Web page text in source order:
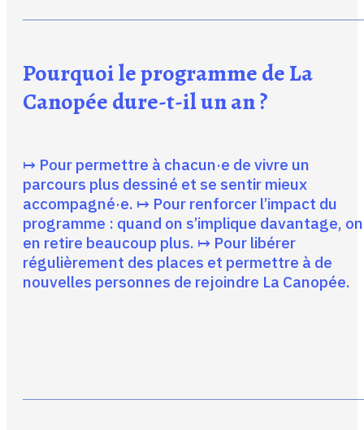
Pourquoi le programme de La
Canopée dure-t-il un an ?
↦ Pour permettre à chacun·e de vivre un
parcours plus dessiné et se sentir mieux
accompagné·e. ↦ Pour renforcer l’impact du
programme : quand on s’implique davantage, on
en retire beaucoup plus. ↦ Pour libérer
régulièrement des places et permettre à de
nouvelles personnes de rejoindre La Canopée.